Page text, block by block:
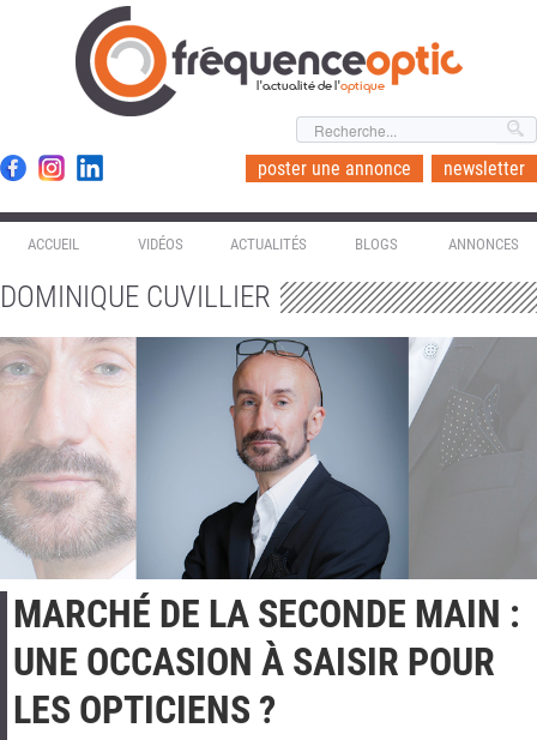
l'actualité de l'optique
poster une annonce newsletter
ACCUEIL VIDÉOS ACTUALITÉS BLOGS ANNONCES
DOMINIQUE CUVILLIER
MARCHÉ DE LA SECONDE MAIN :
UNE OCCASION À SAISIR POUR
LES OPTICIENS ?